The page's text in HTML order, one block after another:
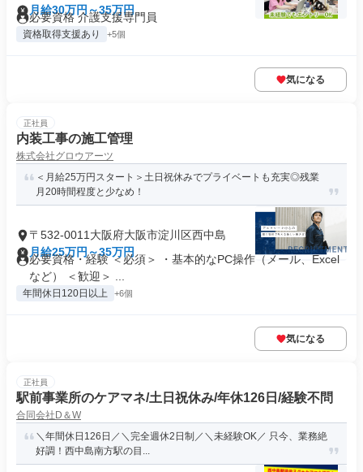
月給30万円～35万円
必要資格 介護支援専門員
資格取得支援あり +5個
気になる
正社員
内装工事の施工管理
株式会社グロウアーツ
＜月給25万円スタート＞土日祝休みでプライベートも充実◎残業
月20時間程度と少なめ！
〒532-0011大阪府大阪市淀川区西中島
月給25万円～35万円
必要資格・経験 ＜必須＞ ・基本的なPC操作（メール、Excel
など） ＜歓迎＞ ...
年間休日120日以上 +6個
気になる
正社員
駅前事業所のケアマネ/土日祝休み/年休126日/経験不問
合同会社D＆W
＼年間休日126日／＼完全週休2日制／＼未経験OK／ 只今、業務絶
好調！西中島南方駅の目...